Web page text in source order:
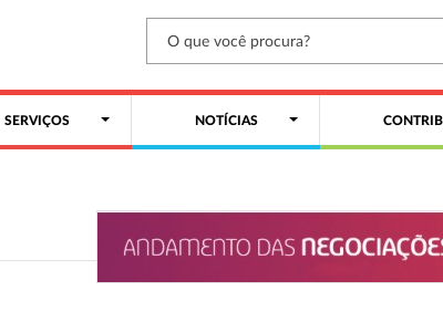
SERVIÇOS NOTÍCIAS